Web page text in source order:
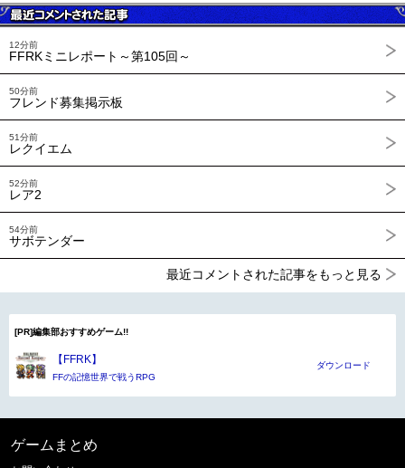
12分前
FFRKミニレポート～第105回～
50分前
フレンド募集掲示板
51分前
レクイエム
52分前
レア2
54分前
サボテンダー
最近コメントされた記事をもっと見る
[PR]編集部おすすめゲーム!!
【FFRK】
FFの記憶世界で戦うRPG
ダウンロード
ゲームまとめ